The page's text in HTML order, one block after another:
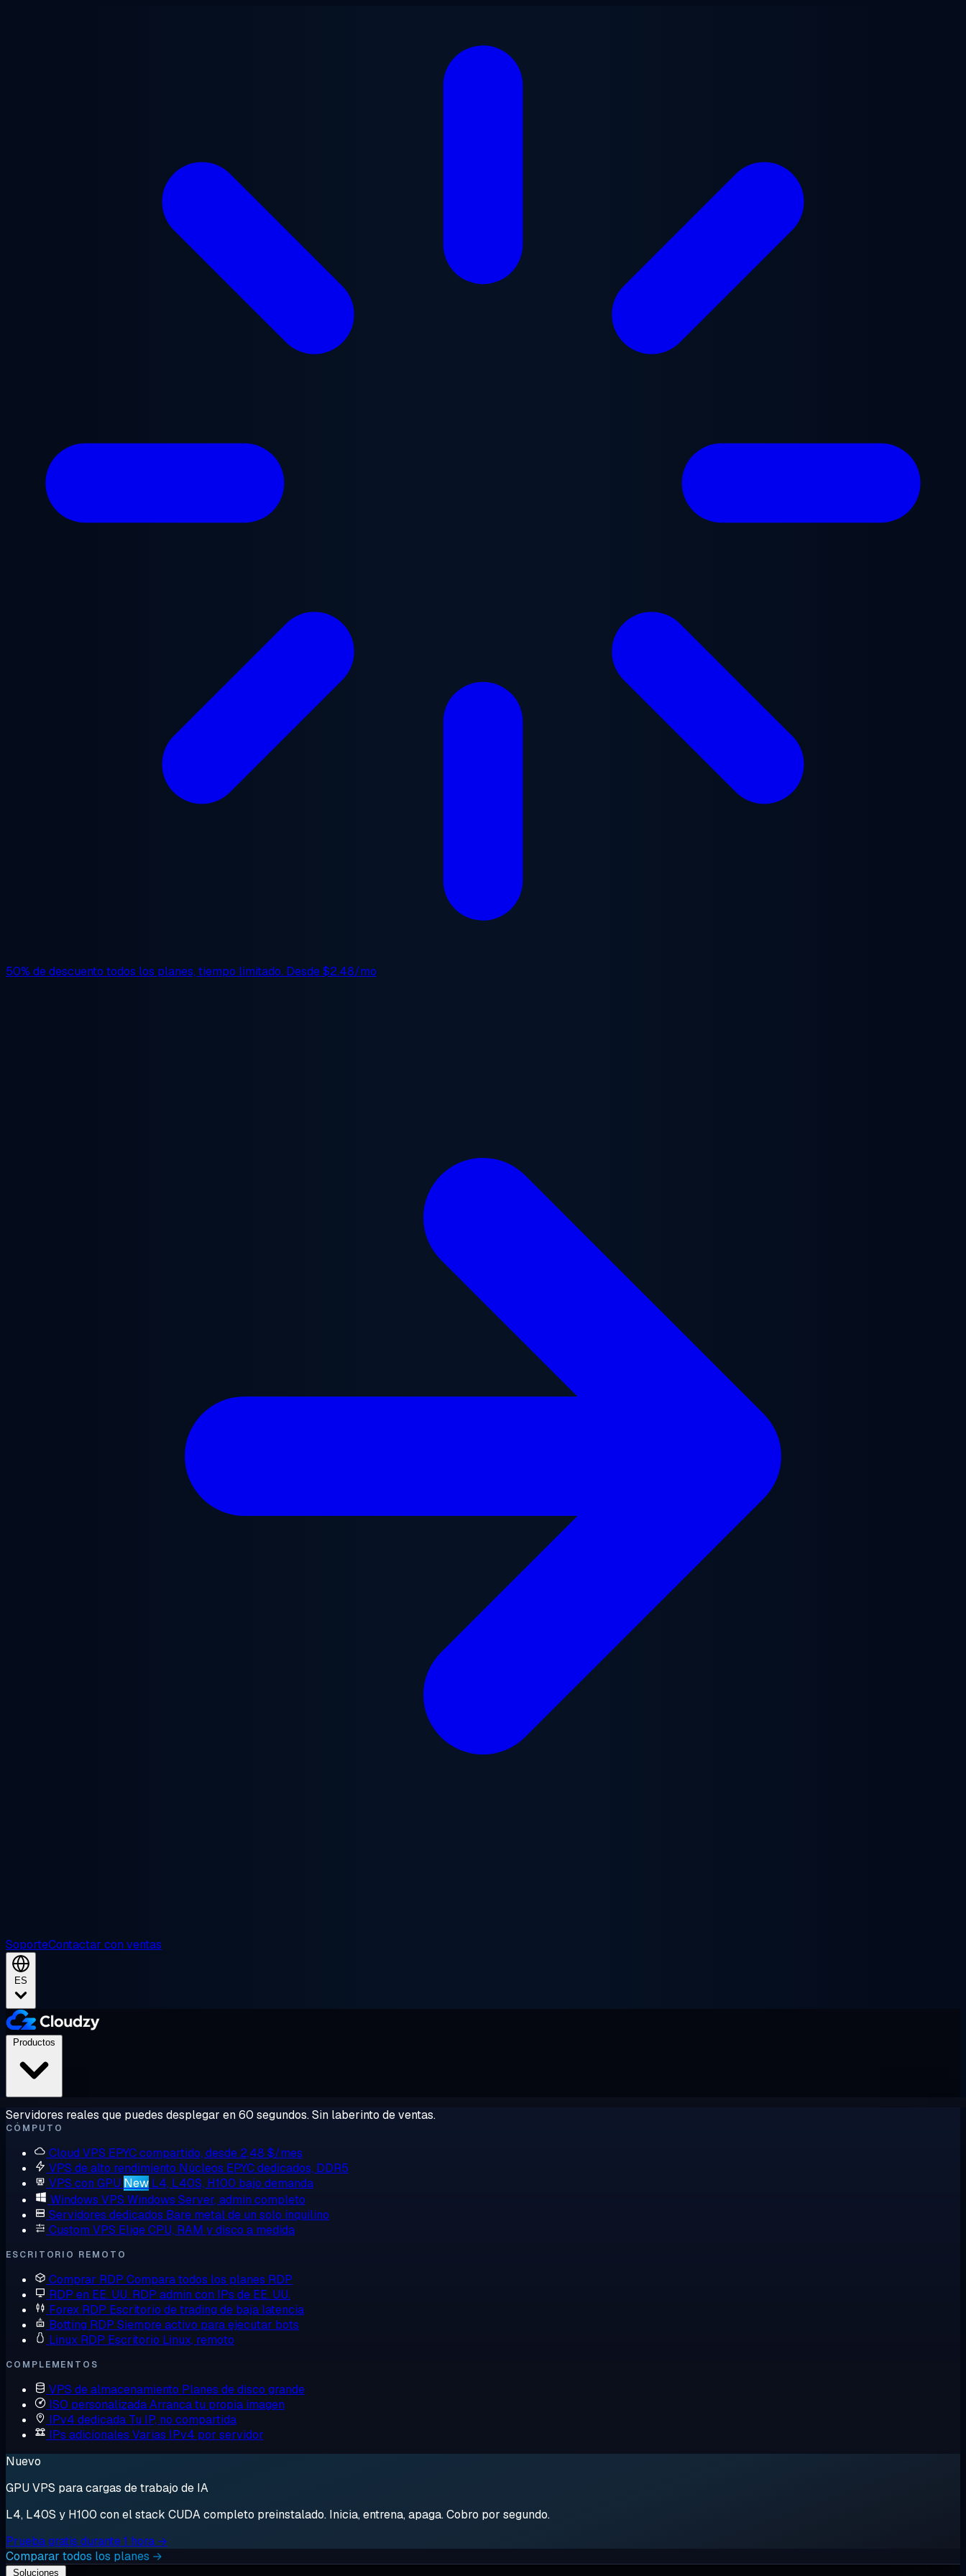
50% de descuento todos los planes, tiempo limitado. Desde$2.48/mo
SoporteContactar con ventas
ES
Servidores reales que puedes desplegar en 60 segundos. Sin laberinto de ventas.
CÓMPUTO
Cloud VPS EPYC compartido, desde 2,48 $/mes
VPS de alto rendimiento Núcleos EPYC dedicados, DDR5
VPS con GPU New L4, L40S, H100 bajo demanda
Windows VPS Windows Server, admin completo
Servidores dedicados Bare metal de un solo inquilino
Custom VPS Elige CPU, RAM y disco a medida
ESCRITORIO REMOTO
Comprar RDP Compara todos los planes RDP
RDP en EE. UU. RDP admin con IPs de EE. UU.
Forex RDP Escritorio de trading de baja latencia
Botting RDP Siempre activo para ejecutar bots
Linux RDP Escritorio Linux, remoto
COMPLEMENTOS
VPS de almacenamiento Planes de disco grande
ISO personalizadaArranca tu propia imagen
IPv4 dedicada Tu IP, no compartida
IPs adicionales Varias IPv4 por servidor
Nuevo
GPU VPS para cargas de trabajo de IA
L4, L40S y H100 con el stack CUDA completo preinstalado. Inicia, entrena, apaga. Cobro por segundo.
Prueba gratis durante 1 hora →
Comparar todos los planes →